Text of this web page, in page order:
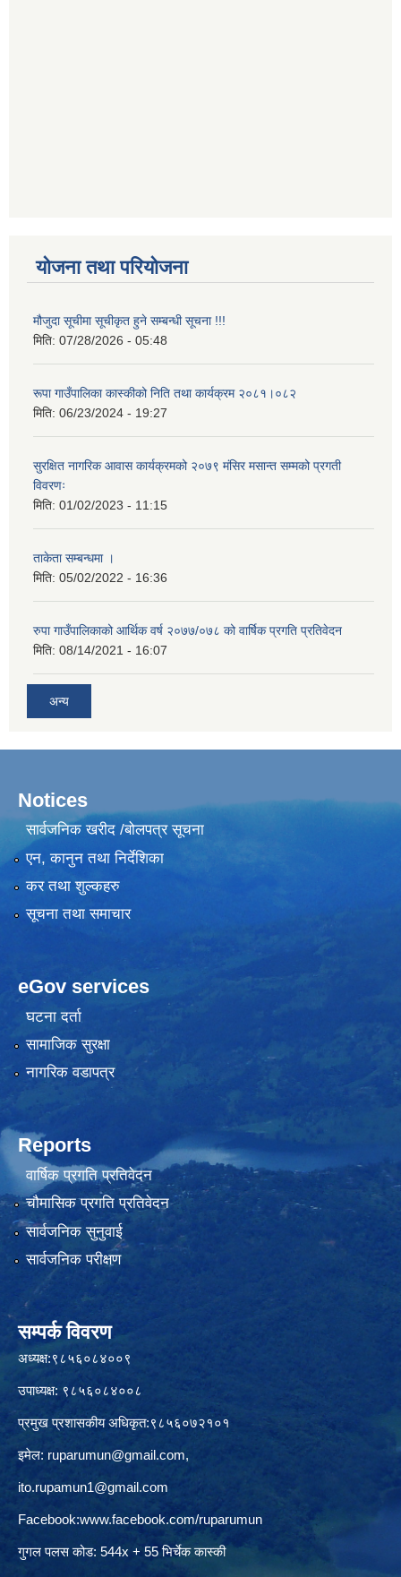
योजना तथा परियोजना
मौजुदा सूचीमा सूचीकृत हुने सम्बन्धी सूचना !!!
मिति: 07/28/2026 - 05:48
रूपा गाउँपालिका कास्कीको निति तथा कार्यक्रम २०८१।०८२
मिति: 06/23/2024 - 19:27
सुरक्षित नागरिक आवास कार्यक्रमको २०७९ मंसिर मसान्त सम्मको प्रगती
विवरणः
मिति: 01/02/2023 - 11:15
ताकेता सम्बन्धमा ।
मिति: 05/02/2022 - 16:36
रुपा गाउँपालिकाको आर्थिक वर्ष २०७७/०७८ को वार्षिक प्रगति प्रतिवेदन
मिति: 08/14/2021 - 16:07
अन्य
Notices
सार्वजनिक खरीद /बोलपत्र सूचना
एन, कानुन तथा निर्देशिका
कर तथा शुल्कहरु
सूचना तथा समाचार
eGov services
घटना दर्ता
सामाजिक सुरक्षा
नागरिक वडापत्र
Reports
वार्षिक प्रगति प्रतिवेदन
चौमासिक प्रगति प्रतिवेदन
सार्वजनिक सुनुवाई
सार्वजनिक परीक्षण
सम्पर्क विवरण
अध्यक्ष:९८५६०८४००९
उपाध्यक्ष: ९८५६०८४००८
प्रमुख प्रशासकीय अधिकृत:९८५६०७२१०१
इमेल: ruparumun@gmail.com,
ito.rupamun1@gmail.com
Facebook:www.facebook.com/ruparumun
गुगल पलस कोड: 544x + 55 भिर्चेक कास्की